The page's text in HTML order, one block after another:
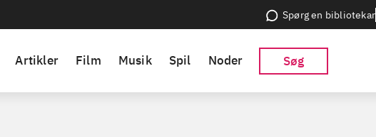
Spørg en bibliotekar
Artikler Film Musik Spil Noder Søg